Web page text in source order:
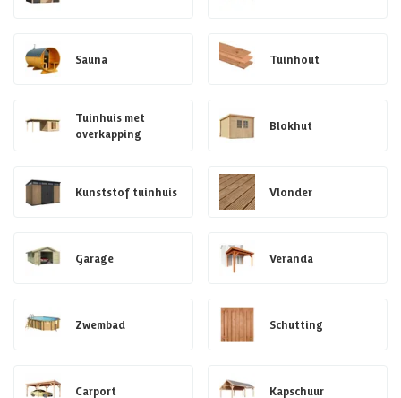
Sauna Tuinhout
Tuinhuis met
overkapping
Blokhut
Kunststof tuinhuis Vlonder
Garage Veranda
Zwembad Schutting
Carport Kapschuur